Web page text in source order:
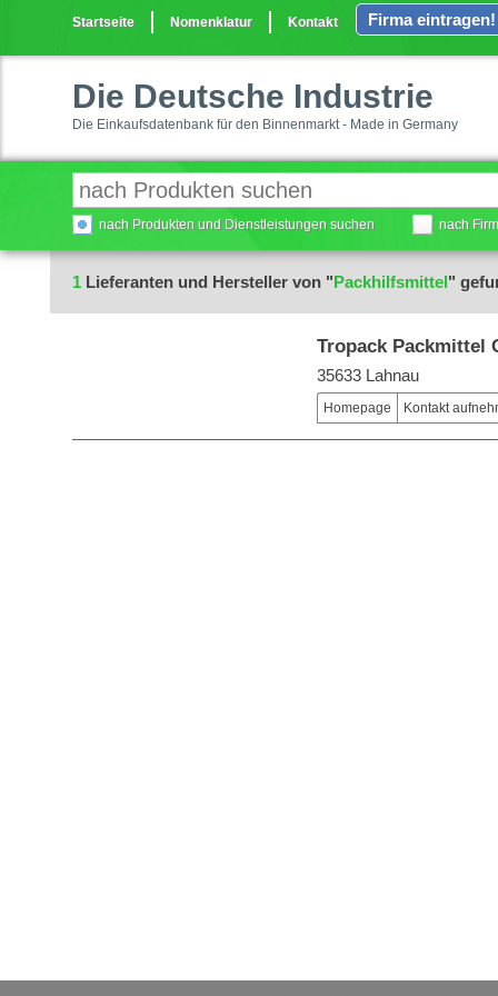
Startseite Nomenklatur Kontakt Firma eintragen!
Die Deutsche Industrie
Die Einkaufsdatenbank für den Binnenmarkt - Made in Germany
nach Produkten und Dienstleistungen suchen nach
1 Lieferanten und Hersteller von "Packhilfsmittel"
Tropack Packmittel
35633 Lahnau
Homepage Kontakt